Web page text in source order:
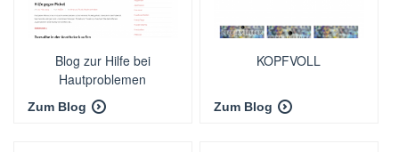
Blog zur Hilfe bei
Hautproblemen
Zum Blog
KOPFVOLL
Zum Blog